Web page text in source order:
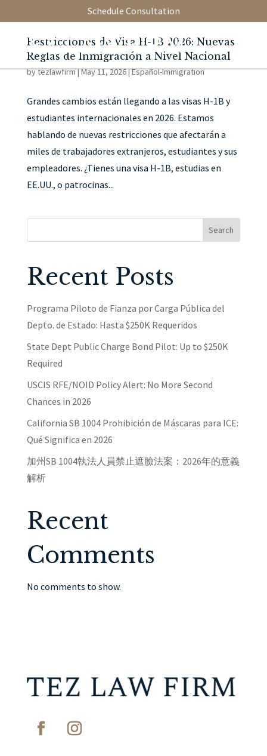
Schedule Consultation
Restricciones de Visa H-1B 2026: Nuevas
Reglas de Inmigración a Nivel Nacional
bytezlawfirm|May 11, 2026|Español-Immigration
Grandes cambios están llegando a las visas H-1B y
estudiantes internacionales en 2026. Estamos
hablando de nuevas restricciones que afectarán a
miles de trabajadores extranjeros, estudiantes y sus
empleadores. ¿Tienes una visa H-1B, estudias en
EE.UU., o patrocinas...
Search
Recent Posts
Programa Piloto de Fianza por Carga Pública del
Depto. de Estado: Hasta $250K Requeridos
State Dept Public Charge Bond Pilot: Up to $250K
Required
USCIS RFE/NOID Policy Alert: No More Second
Chances in 2026
California SB 1004 Prohibición de Máscaras para ICE:
Qué Significa en 2026
加州SB 1004執法人員禁止遮臉法案：2026年的意義
解析
Recent
Comments
No comments to show.